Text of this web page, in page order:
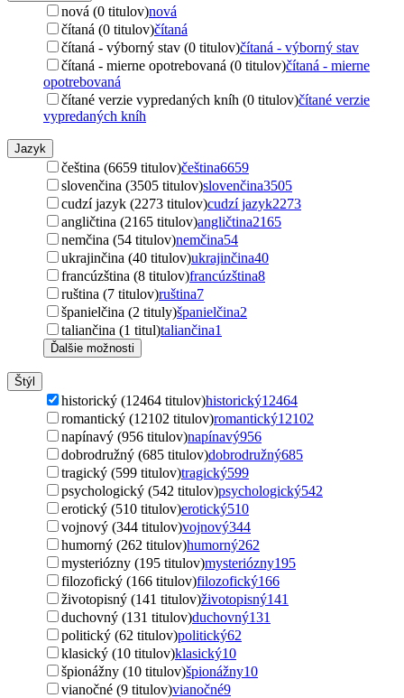
nová (0 titulov)nová
čítaná (0 titulov)čítaná
čítaná - výborný stav (0 titulov)čítaná - výborný stav
čítaná - mierne opotrebovaná (0 titulov)čítaná - mierne
opotrebovaná
čítané verzie vypredaných kníh (0 titulov)čítané verzie
vypredaných kníh
Jazyk
čeština (6659 titulov)čeština6659
slovenčina (3505 titulov)slovenčina3505
cudzí jazyk (2273 titulov)cudzí jazyk2273
angličtina (2165 titulov)angličtina2165
nemčina (54 titulov)nemčina54
ukrajinčina (40 titulov)ukrajinčina40
francúzština (8 titulov)francúzština8
ruština (7 titulov)ruština7
španielčina (2 tituly)španielčina2
taliančina (1 titul)taliančina1
Ďalšie možnosti
Štýl
historický (12464 titulov)historický12464
romantický (12102 titulov)romantický12102
napínavý (956 titulov)napínavý956
dobrodružný (685 titulov)dobrodružný685
tragický (599 titulov)tragický599
psychologický (542 titulov)psychologický542
erotický (510 titulov)erotický510
vojnový (344 titulov)vojnový344
humorný (262 titulov)humorný262
mysteriózny (195 titulov)mysteriózny195
filozofický (166 titulov)filozofický166
životopisný (141 titulov)životopisný141
duchovný (131 titulov)duchovný131
politický (62 titulov)politický62
klasický (10 titulov)klasický10
špionážny (10 titulov)špionážny10
vianočné (9 titulov)vianočné9